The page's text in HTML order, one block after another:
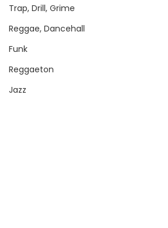
Trap, Drill, Grime
Reggae, Dancehall
Funk
Reggaeton
Jazz